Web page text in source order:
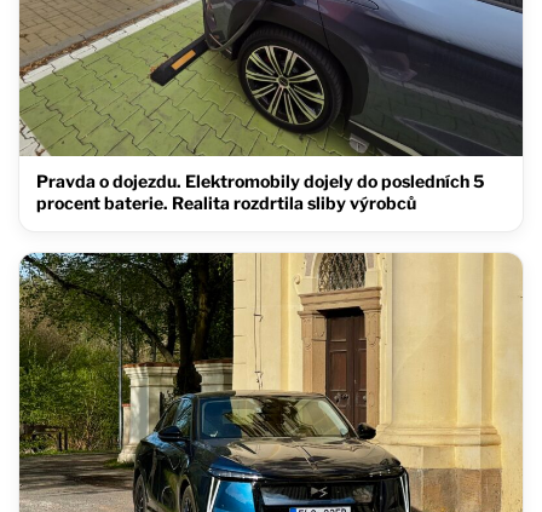
Pravda o dojezdu. Elektromobily dojely do posledních 5
procent baterie. Realita rozdrtila sliby výrobců